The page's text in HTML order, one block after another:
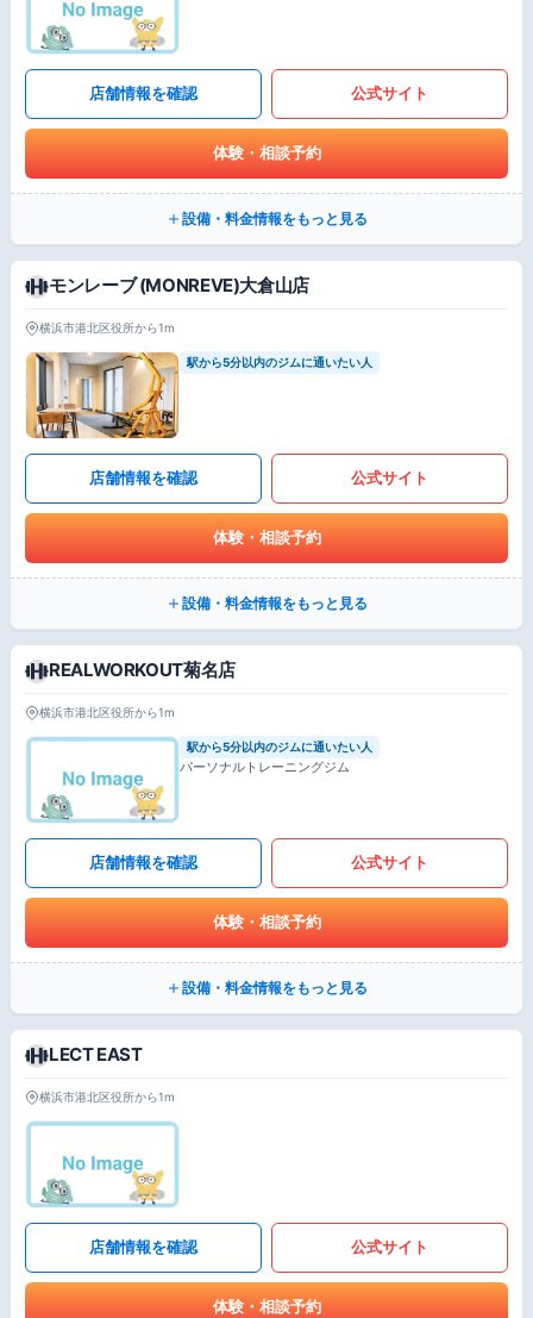
店舗情報を確認 公式サイト
体験・相談予約
設備・料金情報をもっと見る
モンレーブ (MONREVE)大倉山店
横浜市港北区役所から1m
駅から5分以内のジムに通いたい人
店舗情報を確認 公式サイト
体験・相談予約
設備・料金情報をもっと見る
REALWORKOUT菊名店
横浜市港北区役所から1m
駅から5分以内のジムに通いたい人
パーソナルトレーニングジム
店舗情報を確認 公式サイト
体験・相談予約
設備・料金情報をもっと見る
LECT EAST
横浜市港北区役所から1m
店舗情報を確認 公式サイト
体験・相談予約